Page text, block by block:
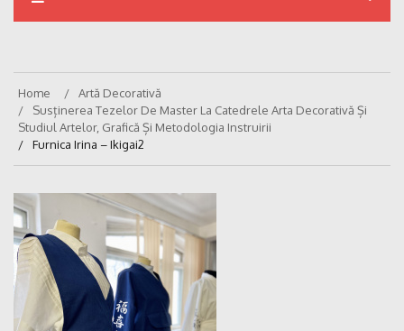
Home
Artă Decorativă
Susținerea Tezelor De Master La Catedrele Arta Decorativă Și
Studiul Artelor, Grafică Și Metodologia Instruirii
Furnica Irina – Ikigai2